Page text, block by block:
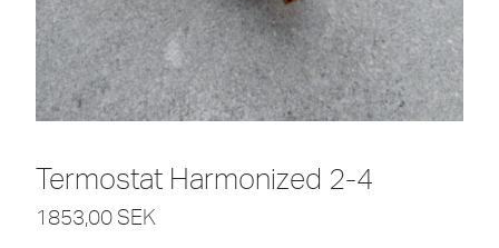
Termostat Harmonized 2-4
1853,00 SEK